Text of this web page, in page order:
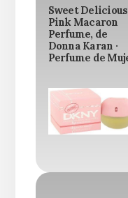
Sweet Delicious
Pink Macaron
Perfume, de
Donna Karan ·
Perfume de